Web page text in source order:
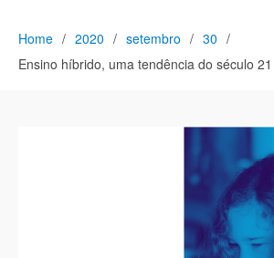
Home 2020 setembro
30
Ensino híbrido, uma tendência do século 21